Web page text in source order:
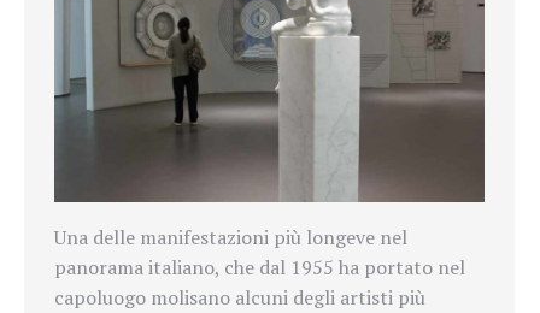
Una delle manifestazioni più longeve nel
panorama italiano, che dal 1955 ha portato nel
capoluogo molisano alcuni degli artisti più